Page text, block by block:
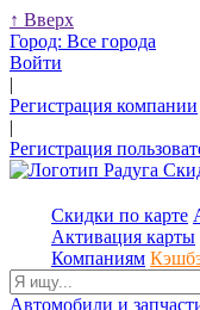
↑ Вверх
Город: Все города
Войти
|
Регистрация компании
|
Регистрация
Скидки по карте
Активация карты
Компаниям
Автомобили и